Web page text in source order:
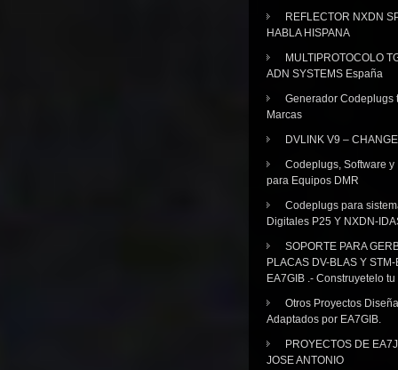
REFLECTOR NXDN
HABLA HISPANA
MULTIPROTOCOLO
ADN SYSTEMS España
Generador Codeplugs
Marcas
DVLINK V9 –
Codeplugs, Software y
para Equipos DMR
Codeplugs para
Digitales P25 Y NXDN-
SOPORTE PARA
PLACAS DV-BLAS Y
EA7GIB .- Construyetelo
Otros Proyectos
Adaptados por EA7GIB.
PROYECTOS DE
JOSE ANTONIO